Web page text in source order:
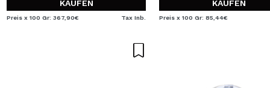
KAUFEN
Preis x 100 Gr: 367,90€ Tax Inb.
KAUFEN
Preis x 100 Gr: 85,44€